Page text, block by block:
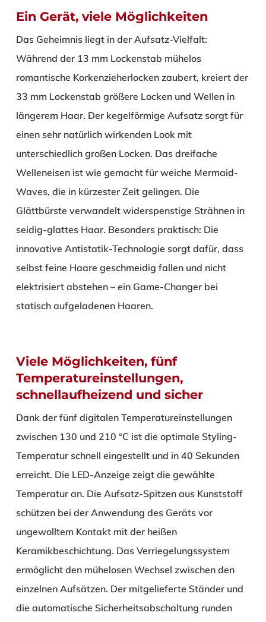
Ein Gerät, viele Möglichkeiten
Das Geheimnis liegt in der Aufsatz-Vielfalt:
Während der 13 mm Lockenstab mühelos
romantische Korkenzieherlocken zaubert, kreiert der
33 mm Lockenstab größere Locken und Wellen in
längerem Haar. Der kegelförmige Aufsatz sorgt für
einen sehr natürlich wirkenden Look mit
unterschiedlich großen Locken. Das dreifache
Welleneisen ist wie gemacht für weiche Mermaid-
Waves, die in kürzester Zeit gelingen. Die
Glättbürste verwandelt widerspenstige Strähnen in
seidig-glattes Haar. Besonders praktisch: Die
innovative Antistatik-Technologie sorgt dafür, dass
selbst feine Haare geschmeidig fallen und nicht
elektrisiert abstehen – ein Game-Changer bei
statisch aufgeladenen Haaren.
Viele Möglichkeiten, fünf
Temperatureinstellungen,
schnellaufheizend und sicher
Dank der fünf digitalen Temperatureinstellungen
zwischen 130 und 210 °C ist die optimale Styling-
Temperatur schnell eingestellt und in 40 Sekunden
erreicht. Die LED-Anzeige zeigt die gewählte
Temperatur an. Die Aufsatz-Spitzen aus Kunststoff
schützen bei der Anwendung des Geräts vor
ungewolltem Kontakt mit der heißen
Keramikbeschichtung. Das Verriegelungssystem
ermöglicht den mühelosen Wechsel zwischen den
einzelnen Aufsätzen. Der mitgelieferte Ständer und
die automatische Sicherheitsabschaltung runden